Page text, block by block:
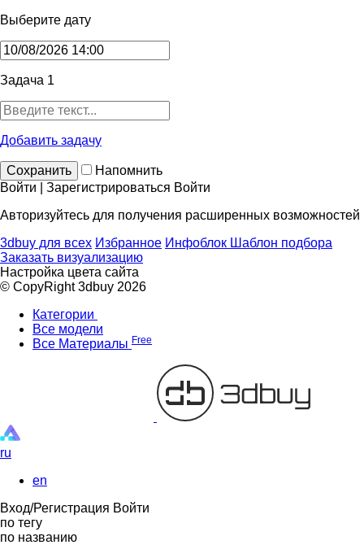
Выберите дату
Задача 1
Добавить задачу
Сохранить
Напомнить
Войти | Зарегистрироваться Войти
Авторизуйтесь для получения расширенных возможностей
3dbuy для всех Избранное Инфоблок Шаблон подбора
Заказать визуализацию
Настройка цвета сайта
© CopyRight 3dbuy 2026
Категории
Все модели
Все Материалы Free
ru
en
Вход/Регистрация Войти
по тегу
по названию